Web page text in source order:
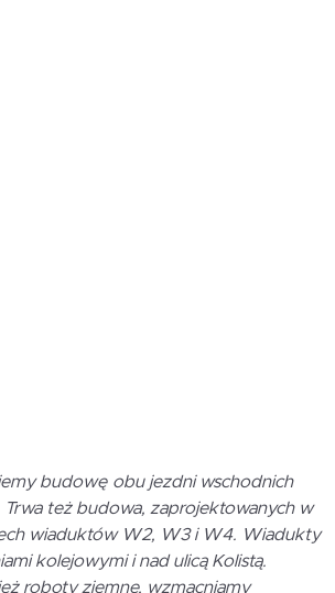
budowę obu jezdni wschodnich
też budowa, zaprojektowanych w
wiaduktów W2, W3 i W4. Wiadukty
kolejowymi i nad ulicą Kolistą.
roboty ziemne, wzmacniamy